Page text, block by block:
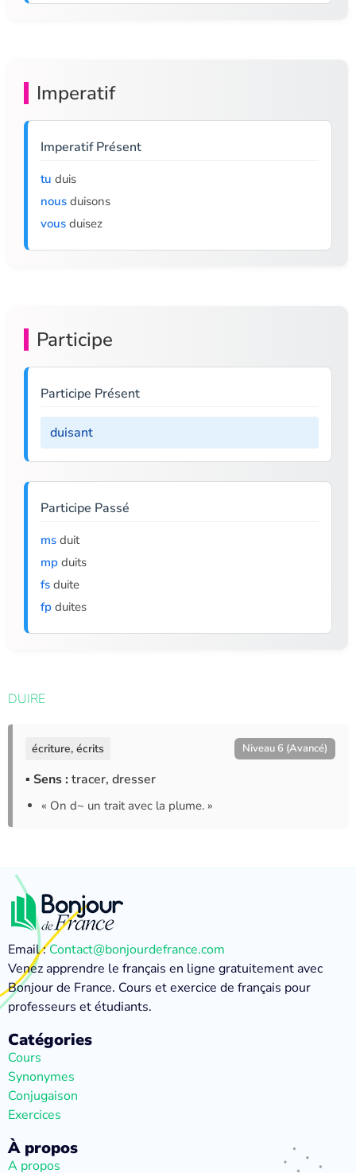
Imperatif
Imperatif Présent
tu duis
nous duisons
vous duisez
Participe
Participe Présent
duisant
Participe Passé
ms duit
mp duits
fs duite
fp duites
DUIRE
écriture, écrits Niveau 6 (Avancé)
▪ Sens : tracer, dresser
« On d~ un trait avec la plume. »
Email :Contact@bonjourdefrance.com
Venez apprendre le français en ligne gratuitement avec
Bonjour de France. Cours et exercice de français pour
professeurs et étudiants.
Catégories
Cours
Synonymes
Conjugaison
Exercices
À propos
A propos